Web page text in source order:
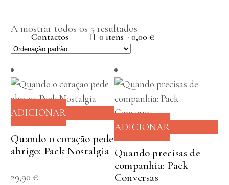
Contactos 0 itens 0,00 €
A mostrar todos os 5 resultados
ADICIONAR
Quando o coração pede
abrigo: Pack Nostalgia
29,90 €
ADICIONAR
Quando precisas de
companhia: Pack
Conversas